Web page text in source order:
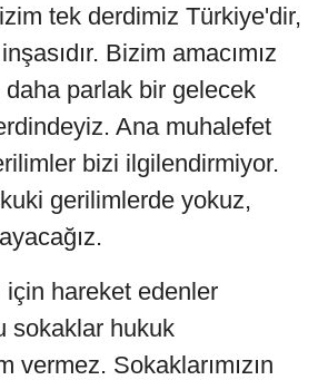
tek derdimiz Türkiye'dir,
Bizim amacımız
parlak bir gelecek
Ana muhalefet
bizi ilgilendirmiyor.
gerilimlerde yokuz,
için hareket edenler
sokaklar hukuk
vermez. Sokaklarımızın